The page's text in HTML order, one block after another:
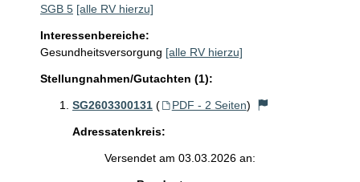
SGB 5 [alle RV hierzu]
Interessenbereiche:
Gesundheitsversorgung [alle RV hierzu]
Stellungnahmen/Gutachten (1):
SG2603300131 ( PDF - 2 Seiten)
Adressatenkreis:
Versendet am 03.03.2026 an: